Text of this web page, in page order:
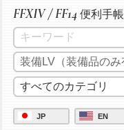
FFXIV / FF14 便利手帳
JP EN